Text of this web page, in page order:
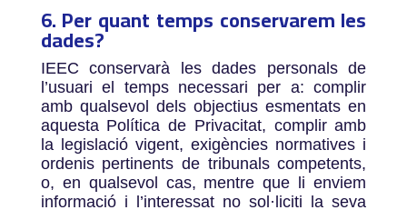
6. Per quant temps conservarem les
dades?
IEEC conservarà les dades personals de
l’usuari el temps necessari per a: complir
amb qualsevol dels objectius esmentats en
aquesta Política de Privacitat, complir amb
la legislació vigent, exigències normatives i
ordenis pertinents de tribunals competents,
o, en qualsevol cas, mentre que li enviem
informació i l’interessat no sol·liciti la seva